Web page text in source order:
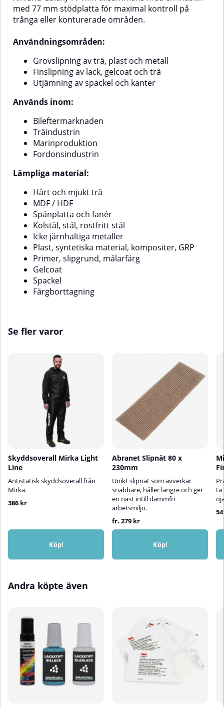
med 77 mm stödplatta för maximal kontroll på
trånga eller konturerade områden.
Användningsområden:
Grovslipning av trä, plast och metall
Finslipning av lack, gelcoat och trä
Utjämning av spackel och kanter
Används inom:
Bileftermarknaden
Träindustrin
Marinproduktion
Fordonsindustrin
Lämpliga material:
Hårt och mjukt trä
MDF / HDF
Spånplatta och fanér
Kolstål, stål, rostfritt stål
Icke järnhaltiga metaller
Plast, syntetiska material, kompositer, GRP
Primer, slipgrund, målarfärg
Gelcoat
Spackel
Färgborttagning
Se fler varor
Skyddsoverall Mirka Light
Line
Antistatisk skyddsoverall från
Mirka.
386 kr
Köp!
Abranet Slipnät 80 x
230mm
Unikt slipnät som avverkar
snabbare, håller längre och ger
en näst intill dammfri
arbetsmiljö.
fr. 279 kr
Köp!
ta
Andra köpte även